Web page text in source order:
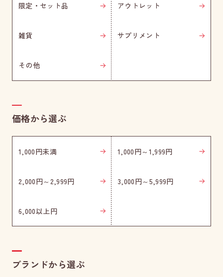
限定・セット品 アウトレット
雑貨 サプリメント
その他
価格から選ぶ
1,000円未満 1,000円～1,999円
2,000円～2,999円 3,000円～5,999円
6,000以上円
ブランドから選ぶ